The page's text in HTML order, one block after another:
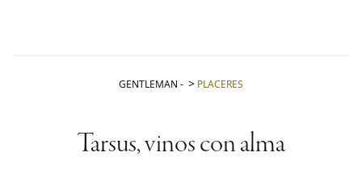
GENTLEMAN - PLACERES
Tarsus, vinos con alma